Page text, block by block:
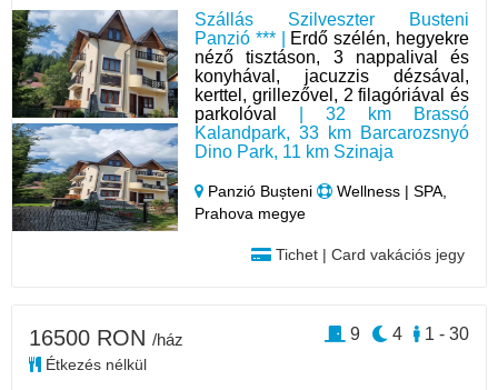
Szállás Szilveszter Busteni
Panzió *** | Erdő szélén, hegyekre
néző tisztáson, 3 nappalival és
konyhával, jacuzzis dézsával,
kerttel, grillezővel, 2 filagóriával és
parkolóval
| 32 km Brassó
Kalandpark, 33 km Barcarozsnyó
Dino Park, 11 km Szinaja
Panzió Bușteni
Wellness | SPA,
Prahova megye
Tichet | Card vakációs jegy
16500 RON /ház
Étkezés nélkül
1 - 30
4
9